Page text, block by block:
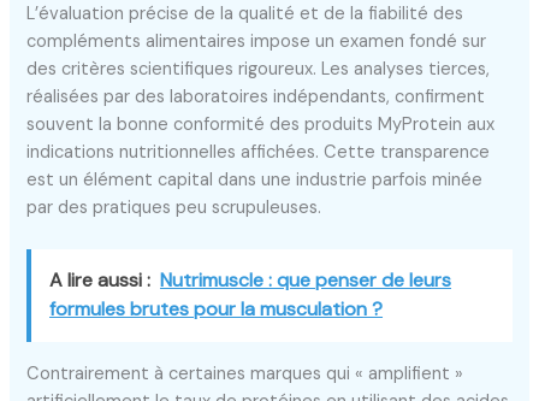
L’évaluation précise de la qualité et de la fiabilité des
compléments alimentaires impose un examen fondé sur
des critères scientifiques rigoureux. Les analyses tierces,
réalisées par des laboratoires indépendants, confirment
souvent la bonne conformité des produits MyProtein aux
indications nutritionnelles affichées. Cette transparence
est un élément capital dans une industrie parfois minée
par des pratiques peu scrupuleuses.
A lire aussi : Nutrimuscle : que penser de leurs
formules brutes pour la musculation ?
Contrairement à certaines marques qui « amplifient »